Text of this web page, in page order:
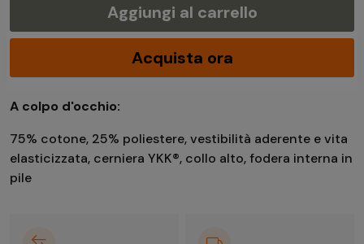
Aggiungi al carrello
Acquista ora
A colpo d'occhio:
75% cotone, 25% poliestere, vestibilità aderente e vita
elasticizzata, cerniera YKK®, collo alto, fodera interna in
pile